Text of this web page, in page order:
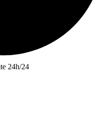
24h/24